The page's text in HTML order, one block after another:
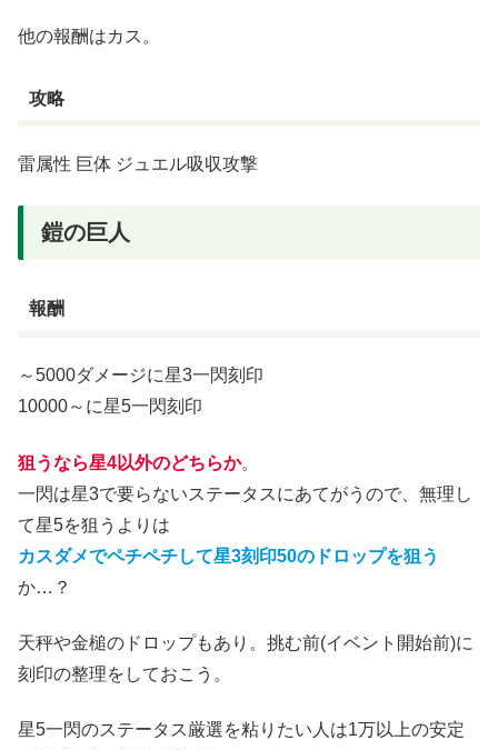
他の報酬はカス。
攻略
雷属性 巨体 ジュエル吸収攻撃
鎧の巨人
報酬
～5000ダメージに星3一閃刻印
10000～に星5一閃刻印
狙うなら星4以外のどちらか。
一閃は星3で要らないステータスにあてがうので、無理し
て星5を狙うよりは
カスダメでペチペチして星3刻印50のドロップを狙う
か…？
天秤や金槌のドロップもあり。挑む前(イベント開始前)に
刻印の整理をしておこう。
星5一閃のステータス厳選を粘りたい人は1万以上の安定